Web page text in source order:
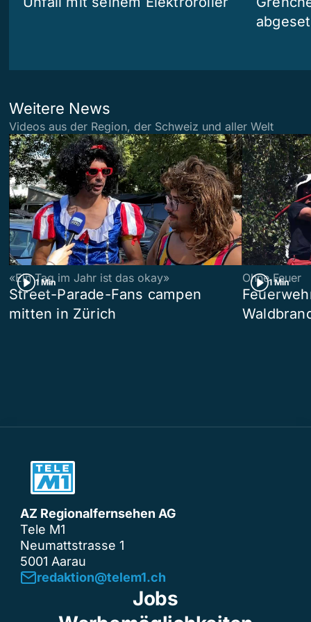
Weitere News
Videos aus der Region, der Schweiz und aller Welt
1 Min
«Ein Tag im Jahr ist das okay»
Street-Parade-Fans campen
mitten in Zürich
1 Min
Ohne Feuer
AZ Regionalfernsehen AG
Tele M1
Neumattstrasse 1
5001 Aarau
redaktion@telem1.ch
Jobs